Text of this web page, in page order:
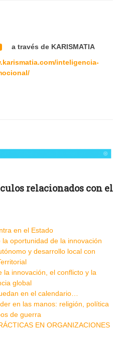
a través de KARISMATIA
inteligencia-
relacionados con el
en el Estado
oportunidad de la innovación
y desarrollo local con
la innovación, el conflicto y la
global
en el calendario…
en las manos: religión, política
de guerra
EN ORGANIZACIONES